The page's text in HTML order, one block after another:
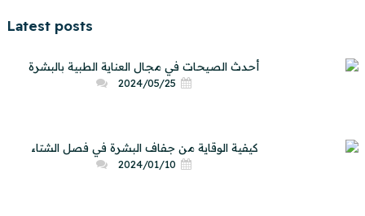
Latest posts
أحدث الصيحات في مجال العناية الطبية بالبشرة
كيفية الوقاية من جفاف البشرة في فصل الشتاء